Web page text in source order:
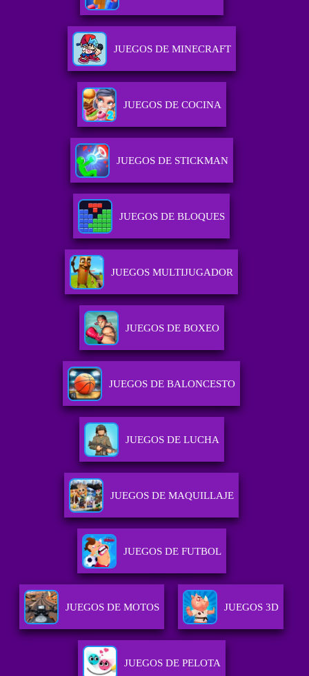
JUEGOS DE MINECRAFT
JUEGOS DE COCINA
JUEGOS DE STICKMAN
JUEGOS DE BLOQUES
JUEGOS MULTIJUGADOR
JUEGOS DE BOXEO
JUEGOS DE BALONCESTO
JUEGOS DE LUCHA
JUEGOS DE MAQUILLAJE
JUEGOS DE FUTBOL
JUEGOS DE MOTOS JUEGOS 3D
JUEGOS DE PELOTA